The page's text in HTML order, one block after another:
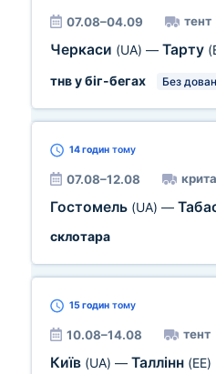
07.08–04.09 тент
Черкаси (UA) — Тарту
тнв у біг-бегах
Без
14 годин тому
07.08–12.08 крита
Гостомель (UA) —
склотара
15 годин тому
10.08–14.08 тент
Київ (UA) — Таллінн (EE)